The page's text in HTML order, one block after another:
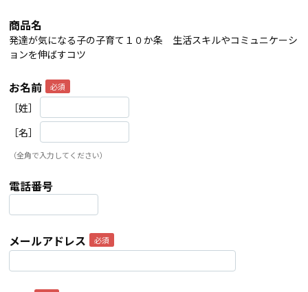
商品名
発達が気になる子の子育て１０か条 生活スキルやコミュニケーシ
ョンを伸ばすコツ
お名前
［姓］
［名］
（全角で入力してください）
電話番号
メールアドレス